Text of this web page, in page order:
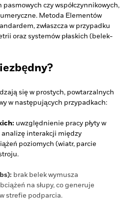
czy współczynnikowych,
Metoda Elementów
zwłaszcza w przypadku
oraz systemów płaskich (belek-
się w prostych, powtarzalnych
w następujących przypadkach:
uwzględnienie pracy płyty w
interakcji między
poziomych (wiatr, parcie
brak belek wymusza
na słupy, co generuje
strefie podparcia.